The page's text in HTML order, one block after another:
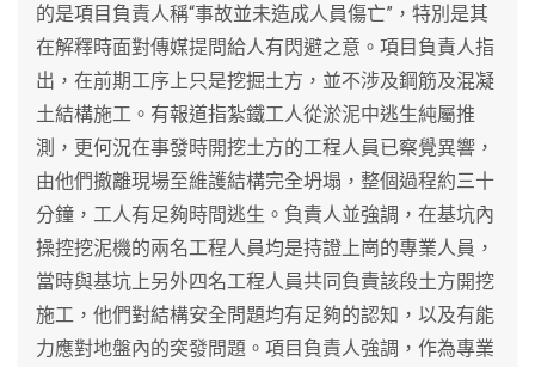
的是項目負責人稱“事故並未造成人員傷亡”，特別是其
在解釋時面對傳媒提問給人有閃避之意。項目負責人指
出，在前期工序上只是挖掘土方，並不涉及鋼筋及混凝
土結構施工。有報道指紮鐵工人從淤泥中逃生純屬推
測，更何況在事發時開挖土方的工程人員已察覺異響，
由他們撤離現場至維護結構完全坍塌，整個過程約三十
分鐘，工人有足夠時間逃生。負責人並強調，在基坑內
操控挖泥機的兩名工程人員均是持證上崗的專業人員，
當時與基坑上另外四名工程人員共同負責該段土方開挖
施工，他們對結構安全問題均有足夠的認知，以及有能
力應對地盤內的突發問題。項目負責人強調，作為專業